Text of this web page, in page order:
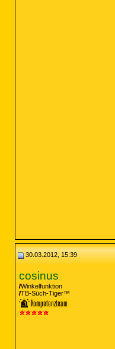
30.03.2012, 15:39
cosinus
Winkelfunktion
TB-Süch-Tiger™